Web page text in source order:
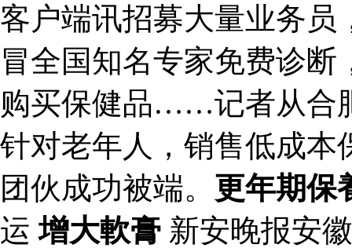
客户端讯招募大量业务员
冒全国知名专家免费诊
购买保健品……记者从合
针对老年人，销售低成本
团伙成功被端。 更年期保
运增大軟膏 新安晚报安